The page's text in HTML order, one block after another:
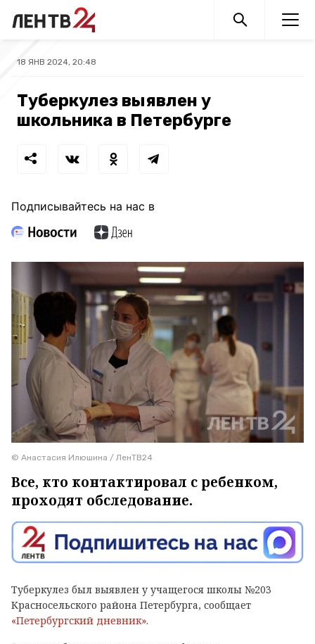
18 ЯНВ 2024, 20:48
Туберкулез выявлен у
школьника в Петербурге
Подписывайтесь на нас в
© Анастасия Илюшина / ЛенТВ24
Все, кто контактировал с ребенком,
проходят обследование.
Туберкулез был выявлен у учащегося школы №203
Красносельского района Петербурга, сообщает
«Петербургский дневник».